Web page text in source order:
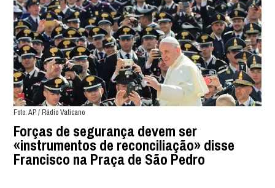
Foto: AP / Rádio Vaticano
Forças de segurança devem ser
«instrumentos de reconciliação» disse
Francisco na Praça de São Pedro